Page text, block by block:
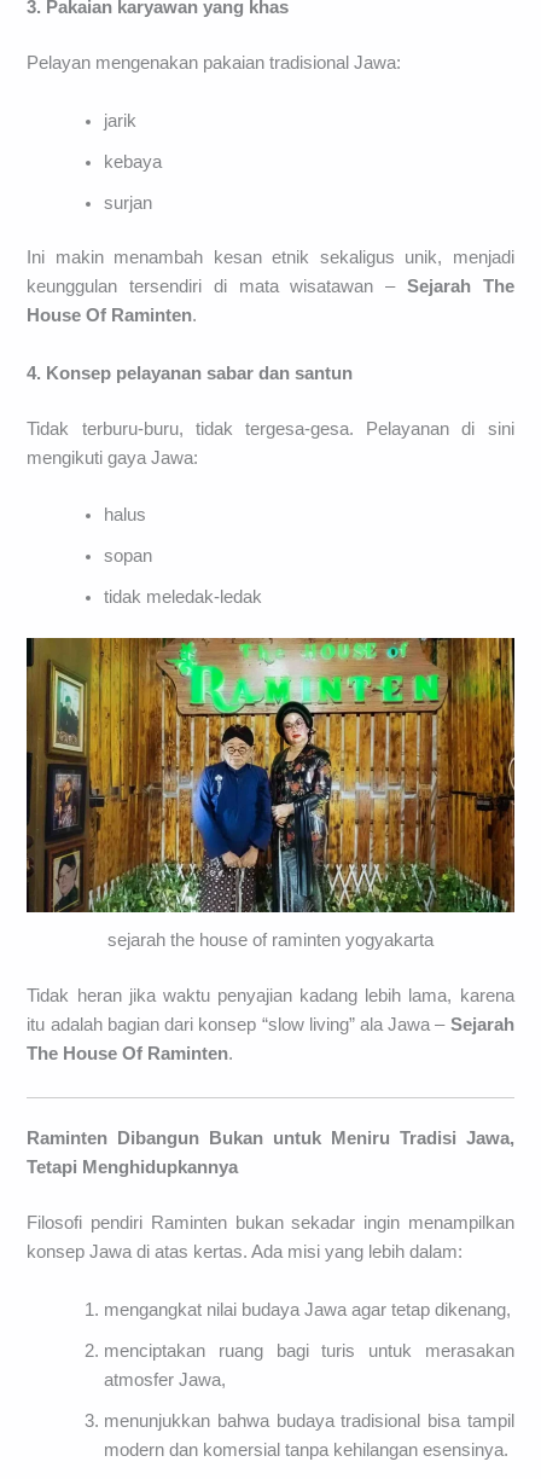
3. Pakaian karyawan yang khas
Pelayan mengenakan pakaian tradisional Jawa:
jarik
kebaya
surjan
Ini makin menambah kesan etnik sekaligus unik, menjadi
keunggulan tersendiri di mata wisatawan – Sejarah The
House Of Raminten.
4. Konsep pelayanan sabar dan santun
Tidak terburu-buru, tidak tergesa-gesa. Pelayanan di sini
mengikuti gaya Jawa:
halus
sopan
tidak meledak-ledak
sejarah the house of raminten yogyakarta
Tidak heran jika waktu penyajian kadang lebih lama, karena
itu adalah bagian dari konsep “slow living” ala Jawa – Sejarah
The House Of Raminten.
Raminten Dibangun Bukan untuk Meniru Tradisi Jawa,
Tetapi Menghidupkannya
Filosofi pendiri Raminten bukan sekadar ingin menampilkan
konsep Jawa di atas kertas. Ada misi yang lebih dalam:
mengangkat nilai budaya Jawa agar tetap dikenang,
menciptakan ruang bagi turis untuk merasakan
atmosfer Jawa,
menunjukkan bahwa budaya tradisional bisa tampil
modern dan komersial tanpa kehilangan esensinya.